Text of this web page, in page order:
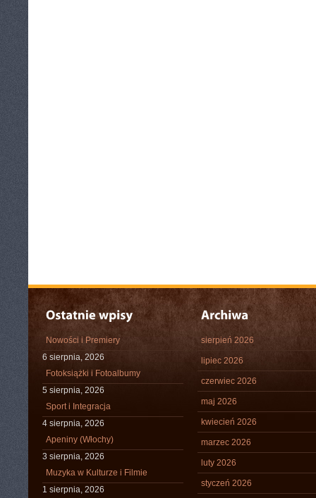
Nowości i Premiery
6 sierpnia, 2026
Fotoksiążki i Fotoalbumy
5 sierpnia, 2026
Sport i Integracja
4 sierpnia, 2026
Apeniny (Włochy)
3 sierpnia, 2026
Muzyka w Kulturze i Filmie
1 sierpnia, 2026
sierpień 2026
lipiec 2026
czerwiec 2026
maj 2026
kwiecień 2026
marzec 2026
luty 2026
styczeń 2026